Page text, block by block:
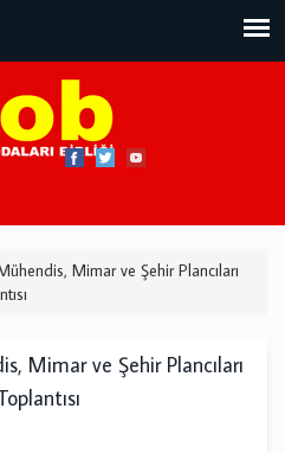
Mimar ve Şehir Plancıları
Mimar ve Şehir Plancıları